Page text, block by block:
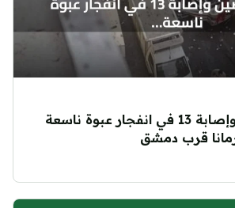
مقتل شخصين وإصابة 13 في انفجار عبوة ناسعة
قرب دمشق